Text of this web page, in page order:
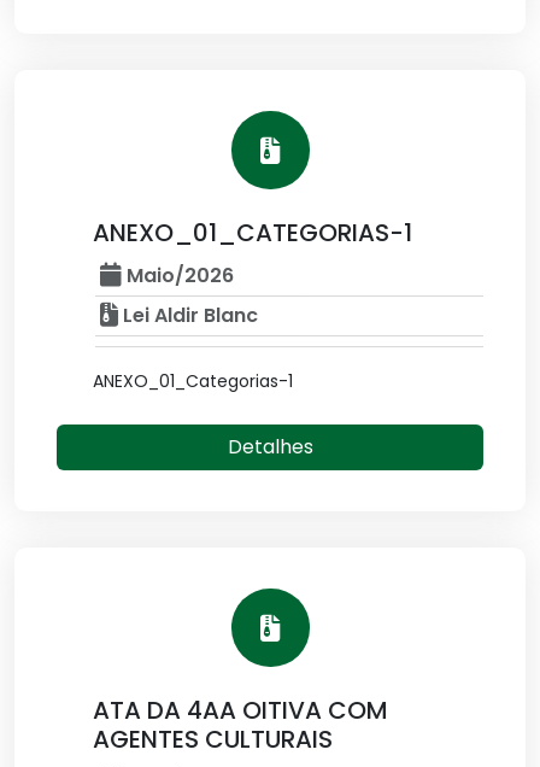
ANEXO_01_CATEGORIAS-1
Maio/2026
Lei Aldir Blanc
ANEXO_01_Categorias-1
Detalhes
ATA DA 4AA OITIVA COM
AGENTES CULTURAIS